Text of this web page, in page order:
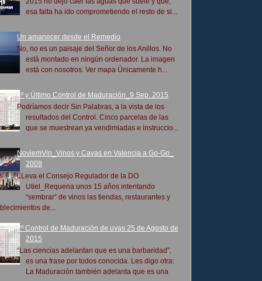
esa falta ha ido comprometiendo el resto de si...
Un amanecer desde el Remedio
No, no es un paisaje del Señor de los Anillos. No
está montado en ningún ordenador. La imagen
está con nosotros. Ver mapa Únicamente h...
4º y Último Control de Maduración_9 Sep. 2015
Podríamos decir Sin Palabras, a la vista de los
resultados del Control. Cinco parcelas de las
que se muestrean ya vendimiadas e instruccio...
NoviemVin_Vinos y Cavas en Valencia a Go-Go_
2009
LLeva el Consejo Regulador de la DO
Utiel_Requena unos 15 años intentando
“sembrar” de vinos las tiendas, restaurantes y
de...
2º Control de Maduración de uvas 25 de Agosto de
2015
“Las ciencias adelantan que es una barbaridad”,
es una frase por todos conocida. Les digo otra:
La Maduración también adelanta que es una